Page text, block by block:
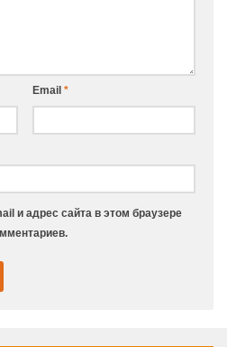
Email *
и адрес сайта в этом браузере